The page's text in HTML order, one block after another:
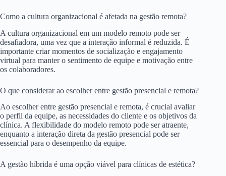
Como a cultura organizacional é afetada na gestão remota?
A cultura organizacional em um modelo remoto pode ser
desafiadora, uma vez que a interação informal é reduzida. É
importante criar momentos de socialização e engajamento
virtual para manter o sentimento de equipe e motivação entre
os colaboradores.
O que considerar ao escolher entre gestão presencial e remota?
Ao escolher entre gestão presencial e remota, é crucial avaliar
o perfil da equipe, as necessidades do cliente e os objetivos da
clínica. A flexibilidade do modelo remoto pode ser atraente,
enquanto a interação direta da gestão presencial pode ser
essencial para o desempenho da equipe.
A gestão híbrida é uma opção viável para clínicas de estética?